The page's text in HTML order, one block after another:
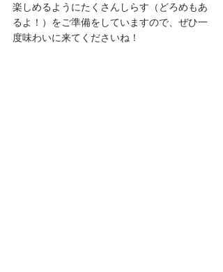
楽しめるようにたくさんしらす（どろめもあ
るよ！）をご準備をしていますので、ぜひ一
度味わいに来てくださいね！